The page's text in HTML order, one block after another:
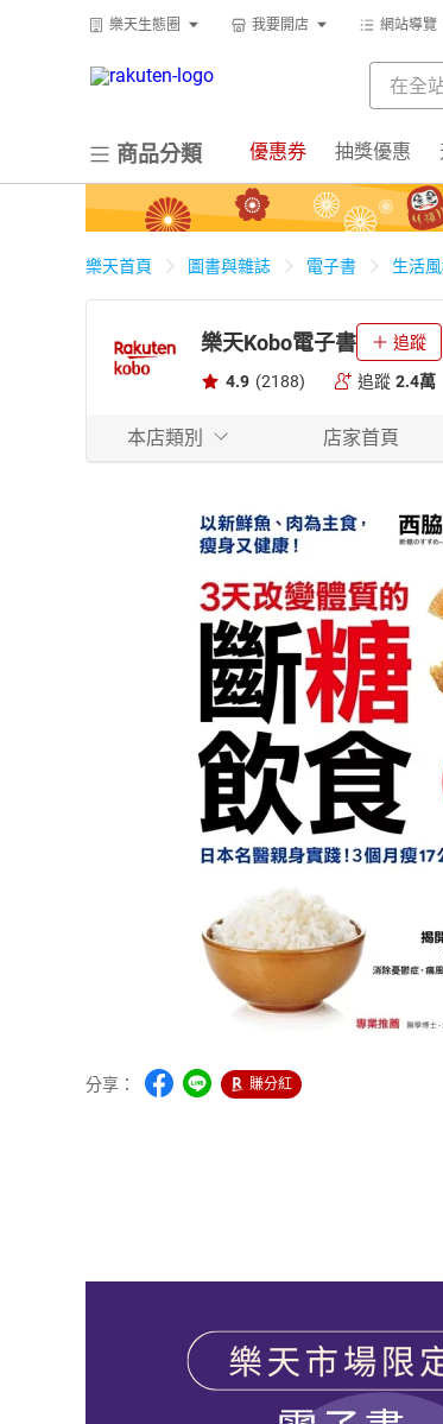
樂天生態圈 我要開店 網站導覽
商品分類 優惠券 抽獎優惠
樂天首頁 圖書與雜誌 電子書 生活
樂天Kobo電子書 追蹤
4.9 (2188) 追蹤 2.4萬
本店類別 店家首頁
分享： 賺分紅